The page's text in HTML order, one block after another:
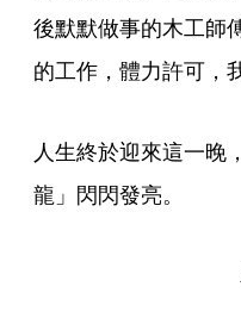
後默默做事的木工師
的工作，體力許可，
人生終於迎來這一晚
龍」閃閃發亮。